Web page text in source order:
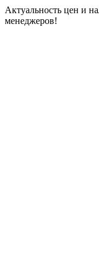
Актуальность цен и
менеджеров!